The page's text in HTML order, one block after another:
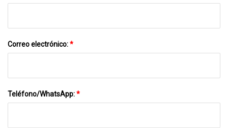
Correo electrónico:*
Teléfono/WhatsApp:*